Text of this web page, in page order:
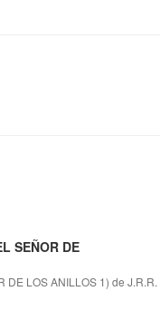
SEÑOR DE
LOS ANILLOS 1) de